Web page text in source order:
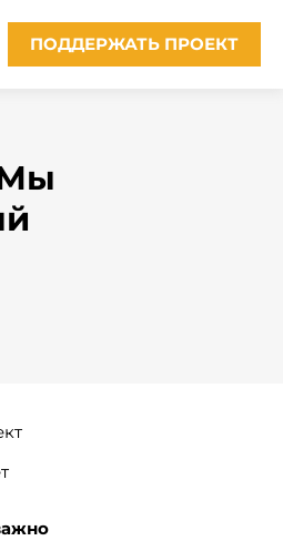
ПОДДЕРЖАТЬ ПРОЕКТ